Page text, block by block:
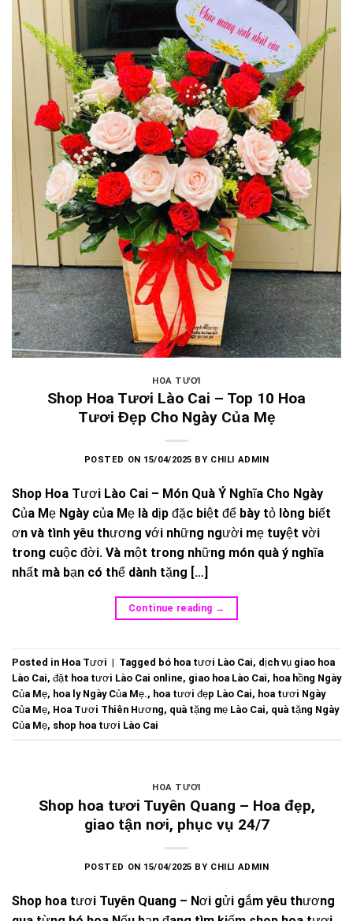
HOA TƯƠI
Shop Hoa Tươi Lào Cai – Top 10 Hoa
Tươi Đẹp Cho Ngày Của Mẹ
POSTED ON 15/04/2025 BY CHILI ADMIN
Shop Hoa Tươi Lào Cai – Món Quà Ý Nghĩa Cho Ngày
Của Mẹ Ngày của Mẹ là dịp đặc biệt để bày tỏ lòng biết
ơn và tình yêu thương với những người mẹ tuyệt vời
trong cuộc đời. Và một trong những món quà ý nghĩa
nhất mà bạn có thể dành tặng […]
Continue reading →
Posted in Hoa Tươi | Tagged bó hoa tươi Lào Cai, dịch vụ giao hoa
Lào Cai, đặt hoa tươi Lào Cai online, giao hoa Lào Cai, hoa hồng Ngày
Của Mẹ, hoa ly Ngày Của Mẹ., hoa tươi đẹp Lào Cai, hoa tươi Ngày
Của Mẹ, Hoa Tươi Thiên Hương, quà tặng mẹ Lào Cai, quà tặng Ngày
Của Mẹ, shop hoa tươi Lào Cai
HOA TƯƠI
Shop hoa tươi Tuyên Quang – Hoa đẹp,
giao tận nơi, phục vụ 24/7
POSTED ON 15/04/2025 BY CHILI ADMIN
Shop hoa tươi Tuyên Quang – Nơi gửi gắm yêu thương